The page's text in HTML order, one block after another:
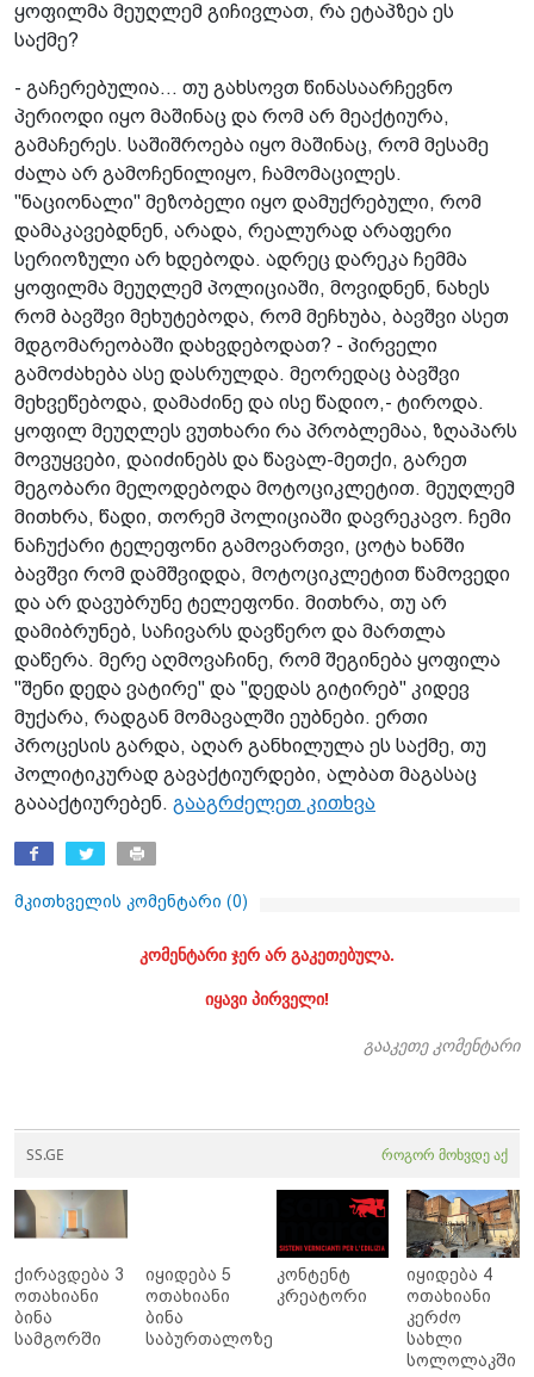
ყოფილმა მეუღლემ გიჩივლათ, რა ეტაპზეა ეს
საქმე?
- გაჩერებულია... თუ გახსოვთ წინასაარჩევნო
პერიოდი იყო მაშინაც და რომ არ მეაქტიურა,
გამაჩერეს. საშიშროება იყო მაშინაც, რომ მესამე
ძალა არ გამოჩენილიყო, ჩამომაცილეს.
"ნაციონალი" მეზობელი იყო დამუქრებული, რომ
დამაკავებდნენ, არადა, რეალურად არაფერი
სერიოზული არ ხდებოდა. ადრეც დარეკა ჩემმა
ყოფილმა მეუღლემ პოლიციაში, მოვიდნენ, ნახეს
რომ ბავშვი მეხუტებოდა, რომ მეჩხუბა, ბავშვი ასეთ
მდგომარეობაში დახვდებოდათ? - პირველი
გამოძახება ასე დასრულდა. მეორედაც ბავშვი
მეხვეწებოდა, დამაძინე და ისე წადიო,- ტიროდა.
ყოფილ მეუღლეს ვუთხარი რა პრობლემაა, ზღაპარს
მოვუყვები, დაიძინებს და წავალ-მეთქი, გარეთ
მეგობარი მელოდებოდა მოტოციკლეტით. მეუღლემ
მითხრა, წადი, თორემ პოლიციაში დავრეკავო. ჩემი
ნაჩუქარი ტელეფონი გამოვართვი, ცოტა ხანში
ბავშვი რომ დამშვიდდა, მოტოციკლეტით წამოვედი
და არ დავუბრუნე ტელეფონი. მითხრა, თუ არ
დამიბრუნებ, საჩივარს დავწერო და მართლა
დაწერა. მერე აღმოვაჩინე, რომ შეგინება ყოფილა
"შენი დედა ვატირე" და "დედას გიტირებ" კიდევ
მუქარა, რადგან მომავალში ეუბნები. ერთი
პროცესის გარდა, აღარ განხილულა ეს საქმე, თუ
პოლიტიკურად გავაქტიურდები, ალბათ მაგასაც
გაააქტიურებენ. გააგრძელეთ კითხვა
მკითხველის კომენტარი (0)
კომენტარი ჯერ არ გაკეთებულა.
იყავი პირველი!
გააკეთე კომენტარი
SS.GE როგორ მოხვდე აქ
ქირავდება 3
ოთახიანი
ბინა
სამგორში
იყიდება 5
ოთახიანი
ბინა
საბურთალოზე
კონტენტ
კრეატორი
იყიდება 4
ოთახიანი
კერძო
სახლი
სოლოლაკში